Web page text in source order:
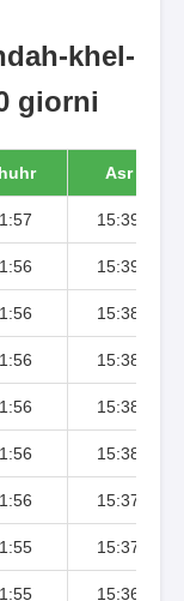
khel-
giorni
Asr
15:39
15:39
15:38
15:38
15:38
15:38
15:37
15:37
15:36